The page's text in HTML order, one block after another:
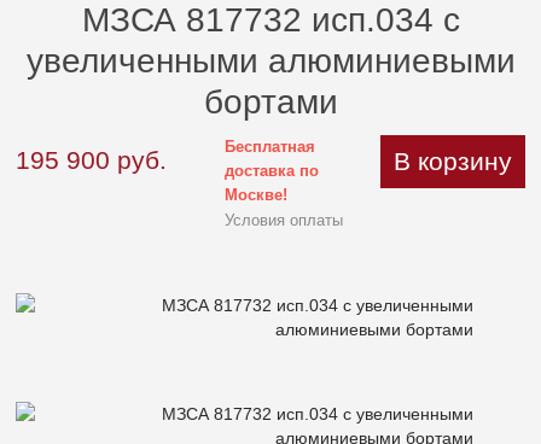
МЗСА 817732 исп.034 с
увеличенными алюминиевыми
бортами
195 900 руб.
Бесплатная
доставка по
Москве!
Условия оплаты
В корзину